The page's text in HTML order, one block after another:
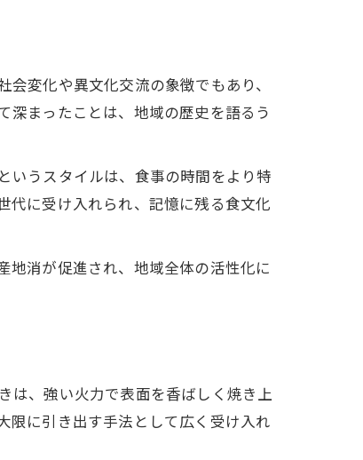
変化や異文化交流の象徴でもあり、
深まったことは、地域の歴史を語るう
いうスタイルは、食事の時間をより特
代に受け入れられ、記憶に残る食文化
地消が促進され、地域全体の活性化に
は、強い火力で表面を香ばしく焼き上
限に引き出す手法として広く受け入れ